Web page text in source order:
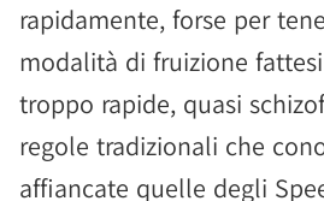
rapidamente, forse per
modalità di fruizione
troppo rapide, quasi
regole tradizionali che
affiancate quelle degli